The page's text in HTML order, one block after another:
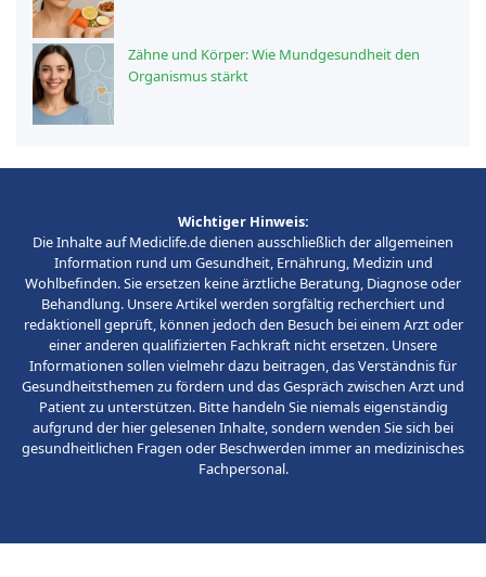
Zähne und Körper: Wie Mundgesundheit den
Organismus stärkt
Wichtiger Hinweis:
Die Inhalte auf Mediclife.de dienen ausschließlich der allgemeinen
Information rund um Gesundheit, Ernährung, Medizin und
Wohlbefinden. Sie ersetzen keine ärztliche Beratung, Diagnose oder
Behandlung. Unsere Artikel werden sorgfältig recherchiert und
redaktionell geprüft, können jedoch den Besuch bei einem Arzt oder
einer anderen qualifizierten Fachkraft nicht ersetzen. Unsere
Informationen sollen vielmehr dazu beitragen, das Verständnis für
Gesundheitsthemen zu fördern und das Gespräch zwischen Arzt und
Patient zu unterstützen. Bitte handeln Sie niemals eigenständig
aufgrund der hier gelesenen Inhalte, sondern wenden Sie sich bei
gesundheitlichen Fragen oder Beschwerden immer an medizinisches
Fachpersonal.